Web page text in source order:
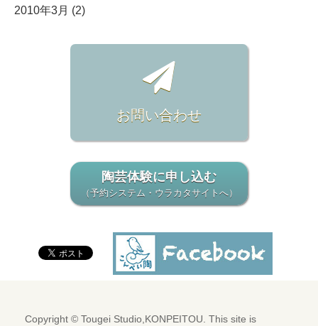
2010年3月 (2)
お問い合わせ
陶芸体験に申し込む
（予約システム・ウラカタサイトへ）
Copyright © Tougei Studio,KONPEITOU. This site is